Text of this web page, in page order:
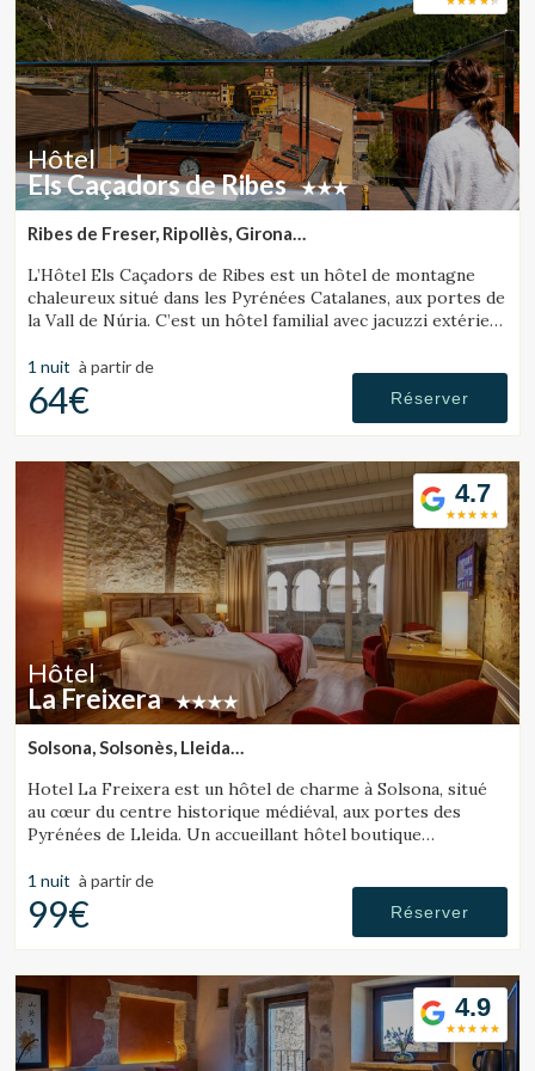
Hôtel
Els Caçadors de Ribes
Ribes de Freser, Ripollès, Girona
L’Hôtel Els Caçadors de Ribes est un hôtel de montagne
chaleureux situé dans les Pyrénées Catalanes, aux portes de
la Vall de Núria. C’est un hôtel familial avec jacuzzi extérieur
1 nuit à partir de
64€ Réserver
4.7
Hôtel
La Freixera
Solsona, Solsonès, Lleida
Hotel La Freixera est un hôtel de charme à Solsona, situé
au cœur du centre historique médiéval, aux portes des
Pyrénées de Lleida. Un accueillant hôtel boutique
atmosphère unique, avec des chambres équipées d'une
baignoire ou d'une cheminée.
1 nuit à partir de
99€ Réserver
4.9
Ces cookies sont utilisés pour stocker des informations sur
les préférences et les choix personnels de l'utilisateur
grâce à l'observation continue de ses habitudes de
navigation. Grâce à eux, nous pouvons connaître les
habitudes de navigation sur le site Web et afficher des
publicités liées au profil de navigation de l'utilisateur.